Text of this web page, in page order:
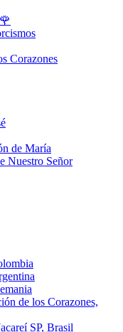
🌹
Corazones
de María
Nuestro Señor
de los Corazones,
SP, Brasil